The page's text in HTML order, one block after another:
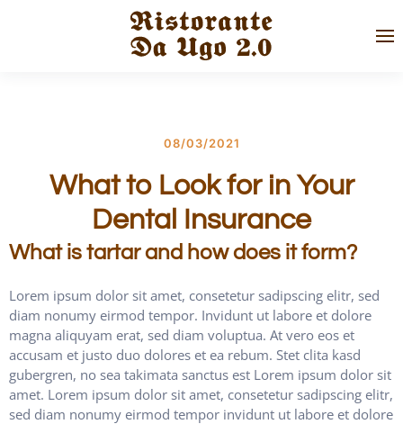
Skip to main content
08/03/2021
What to Look for in Your
Dental Insurance
What is tartar and how does it form?
Lorem ipsum dolor sit amet, consetetur sadipscing elitr, sed
diam nonumy eirmod tempor. Invidunt ut labore et dolore
magna aliquyam erat, sed diam voluptua. At vero eos et
accusam et justo duo dolores et ea rebum. Stet clita kasd
gubergren, no sea takimata sanctus est Lorem ipsum dolor sit
amet. Lorem ipsum dolor sit amet, consetetur sadipscing elitr,
sed diam nonumy eirmod tempor invidunt ut labore et dolore